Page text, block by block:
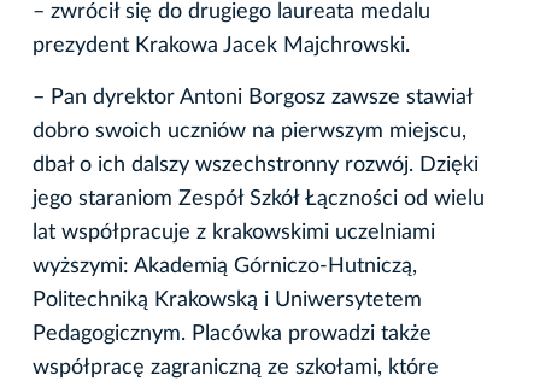
– zwrócił się do drugiego laureata medalu
prezydent Krakowa Jacek Majchrowski.
– Pan dyrektor Antoni Borgosz zawsze stawiał
dobro swoich uczniów na pierwszym miejscu,
dbał o ich dalszy wszechstronny rozwój. Dzięki
jego staraniom Zespół Szkół Łączności od wielu
lat współpracuje z krakowskimi uczelniami
wyższymi: Akademią Górniczo-Hutniczą,
Politechniką Krakowską i Uniwersytetem
Pedagogicznym. Placówka prowadzi także
współpracę zagraniczną ze szkołami, które